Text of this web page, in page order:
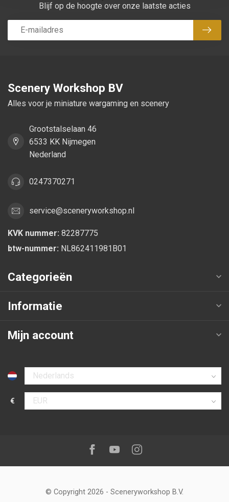
Blijf op de hoogte over onze laatste acties
Scenery Workshop BV
Alles voor je miniature wargaming en scenery
Grootstalselaan 46
6533 KK Nijmegen
Nederland
0247370271
service@sceneryworkshop.nl
KVK nummer: 82287775
btw-nummer: NL862411981B01
Categorieën
Informatie
Mijn account
Selecteer taal
€
Selecteer valuta
Volg ons op:Facebook
YoutubeInstagram
© Copyright 2026 - Sceneryworkshop B.V.